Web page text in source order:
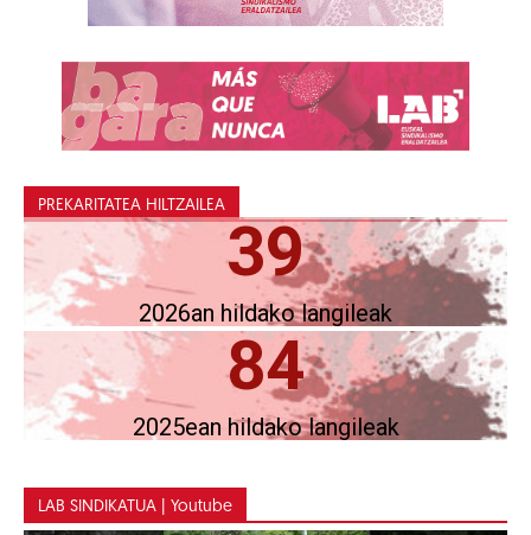
PREKARITATEA HILTZAILEA
39
2026an hildako langileak
84
2025ean hildako langileak
LAB SINDIKATUA | Youtube